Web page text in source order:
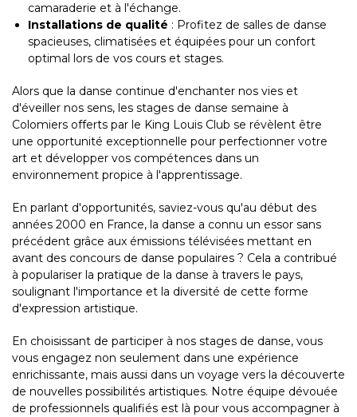
camaraderie et à l'échange.
Installations de qualité : Profitez de salles de danse
spacieuses, climatisées et équipées pour un confort
optimal lors de vos cours et stages.
Alors que la danse continue d'enchanter nos vies et
d'éveiller nos sens, les stages de danse semaine à
Colomiers offerts par le King Louis Club se révèlent être
une opportunité exceptionnelle pour perfectionner votre
art et développer vos compétences dans un
environnement propice à l'apprentissage.
En parlant d'opportunités, saviez-vous qu'au début des
années 2000 en France, la danse a connu un essor sans
précédent grâce aux émissions télévisées mettant en
avant des concours de danse populaires ? Cela a contribué
à populariser la pratique de la danse à travers le pays,
soulignant l'importance et la diversité de cette forme
d'expression artistique.
En choisissant de participer à nos stages de danse, vous
vous engagez non seulement dans une expérience
enrichissante, mais aussi dans un voyage vers la découverte
de nouvelles possibilités artistiques. Notre équipe dévouée
de professionnels qualifiés est là pour vous accompagner à